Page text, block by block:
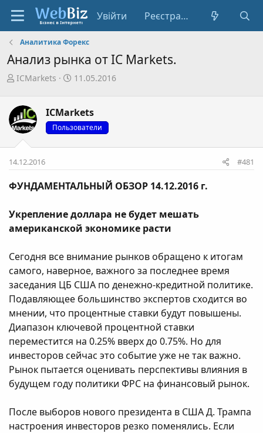
Увійти Реєстрація
Аналитика Форекс
Анализ рынка от IC Markets.
А
о
р
м
ICMarkets
Д
а
с
в
е
н
я
11.05.2016
ICMarkets
Пользователи
14.12.2016 #481
ФУНДАМЕНТАЛЬНЫЙ ОБЗОР 14.12.2016 г.
Укрепление доллара не будет мешать
американской экономике расти
Сегодня все внимание рынков обращено к итогам
самого, наверное, важного за последнее время
заседания ЦБ США по денежно-кредитной политике.
Подавляющее большинство экспертов сходится во
мнении, что процентные ставки будут повышены.
Диапазон ключевой процентной ставки
переместится на 0.25% вверх до 0.75%. Но для
инвесторов сейчас это событие уже не так важно.
Рынок пытается оценивать перспективы влияния в
будущем году политики ФРС на финансовый рынок.
После выборов нового президента в США Д. Трампа
настроения инвесторов резко поменялись. Если